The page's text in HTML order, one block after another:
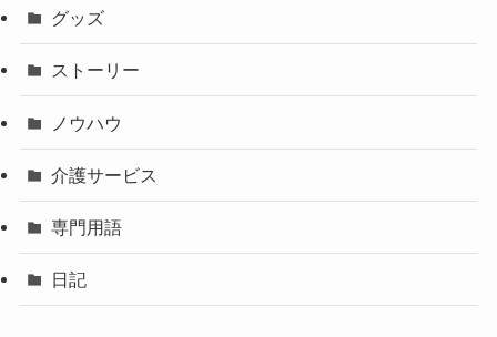
グッズ
ストーリー
ノウハウ
介護サービス
専門用語
日記